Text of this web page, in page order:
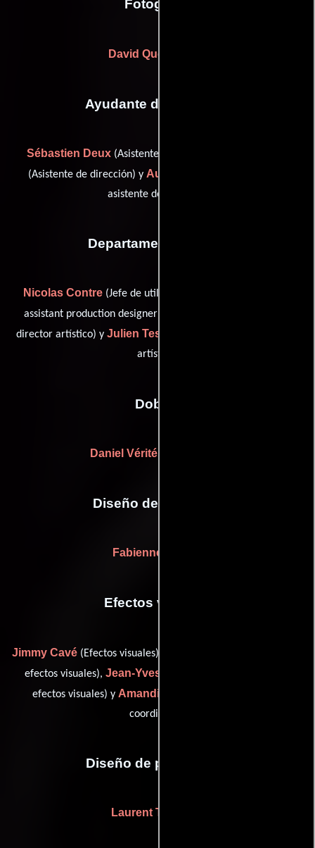
Fotografia
David Quesemand
Ayudante de dirección
Sébastien Deux (Asistente de dirección),
(Asistente de dirección) y Audrey Sillet
asistente del director)
Departamento de arte
Nicolas Contre (Jefe de utilería),
assistant production designer),
director artístico) y Julien Tesseraud
artístico)
Dobles
Daniel Vérité(stunt advisor)
Diseño de vestuario
Fabienne Katany
Efectos visuales
Jimmy Cavé(Efectos visuales),
efectos visuales), Jean-Yves Germanotti
efectos visuales) y Amandine Moulinet
coordinator)
Diseño de producción
Laurent Tesseyre